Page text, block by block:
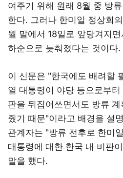
여주기 위해 원래 8월 중 방
한다. 그러나 한미일 정상회
월 말에서 18일로 앞당겨지
하순으로 늦춰졌다는 것이다.
이 신문은 "한국에도 배려할
열 대통령이 야당 등으로부
판을 뒤집어쓰면서도 방류
줬기 때문"이라고 배경을 설
관계자는 "방류 전후로 한미
대통령에 대한 한국 내 비판
말을 했다.